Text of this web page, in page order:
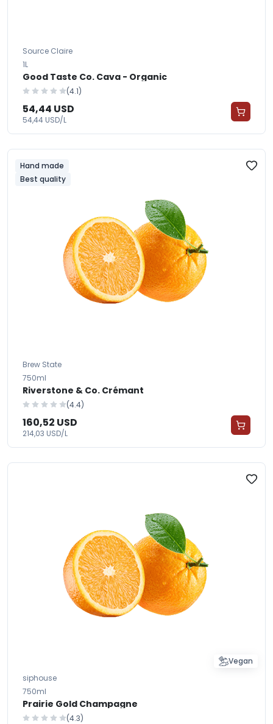
Source Claire
1L
Good Taste Co. Cava - Organic
(4.1)
54,44 USD
54,44 USD/L
Hand made
Best quality
Brew State
750ml
Riverstone & Co. Crémant
(4.4)
160,52 USD
214,03 USD/L
Vegan
siphouse
750ml
Prairie Gold Champagne
(4.3)